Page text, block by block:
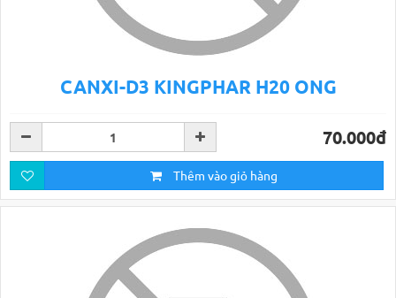
CANXI-D3 KINGPHAR H20 ONG
70.000đ
Thêm vào giỏ hàng